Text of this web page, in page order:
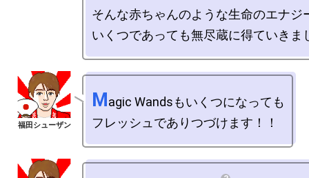
そんな赤ちゃんのような生命のエナジ
Magic Wandsもいくつになっても